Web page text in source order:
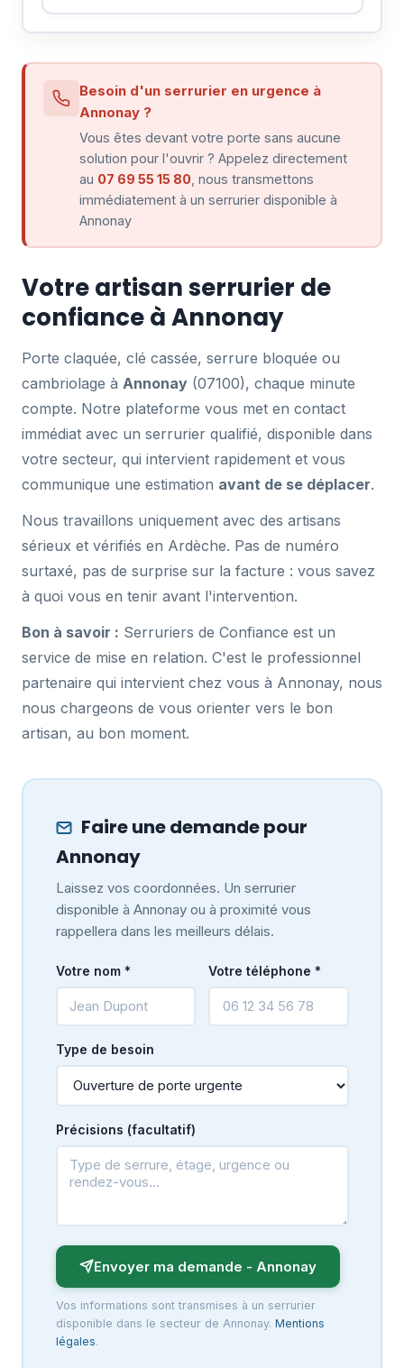
Besoin d'un serrurier en urgence à
Annonay ?
Vous êtes devant votre porte sans aucune
solution pour l'ouvrir ? Appelez directement
au 07 69 55 15 80 , nous transmettons
immédiatement à un serrurier disponible à
Annonay
Votre artisan serrurier de
confiance à Annonay
Porte claquée, clé cassée, serrure bloquée ou
cambriolage à Annonay (07100), chaque minute
compte. Notre plateforme vous met en contact
immédiat avec un serrurier qualifié, disponible dans
votre secteur, qui intervient rapidement et vous
communique une estimation avant de se déplacer.
Nous travaillons uniquement avec des artisans
sérieux et vérifiés en Ardèche. Pas de numéro
surtaxé, pas de surprise sur la facture : vous savez
à quoi vous en tenir avant l'intervention.
Bon à savoir : Serruriers de Confiance est un
service de mise en relation. C'est le professionnel
partenaire qui intervient chez vous à Annonay, nous
nous chargeons de vous orienter vers le bon
artisan, au bon moment.
Faire une demande pour
Annonay
Laissez vos coordonnées. Un serrurier
disponible à Annonay ou à proximité vous
rappellera dans les meilleurs délais.
Votre nom * Votre téléphone *
Type de besoin
Précisions (facultatif)
Envoyer ma demande - Annonay
Vos informations sont transmises à un serrurier
disponible dans le secteur de Annonay. Mentions
légales.